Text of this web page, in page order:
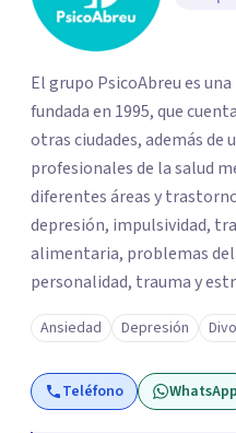
El grupo PsicoAbreu es
fundada en 1995, que
otras ciudades, además de
profesionales de la salud
diferentes áreas y
depresión, impulsividad,
alimentaria, problemas
personalidad, trauma y
infantil y juvenil, terapia de
psiquiatría, neuropsicología, entre
dispone de un equipo de
amplia variedad de
Ansiedad Depresión
Teléfono WhatsApp